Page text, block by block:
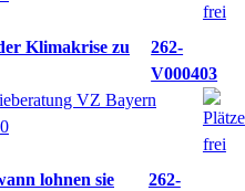
Klimakrise zu
262-
V000403
VZ Bayern
lohnen sie
262-